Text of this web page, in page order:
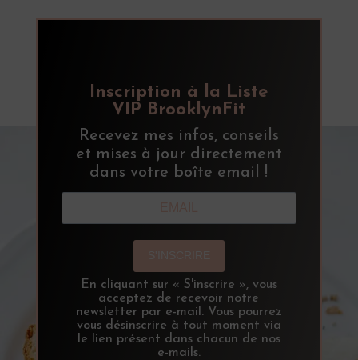
Inscription à la Liste
VIP BrooklynFit
Recevez mes infos, conseils
et mises à jour directement
dans votre boîte email !
En cliquant sur « S'inscrire », vous
acceptez de recevoir notre
newsletter par e-mail. Vous pourrez
vous désinscrire à tout moment via
le lien présent dans chacun de nos
e-mails.